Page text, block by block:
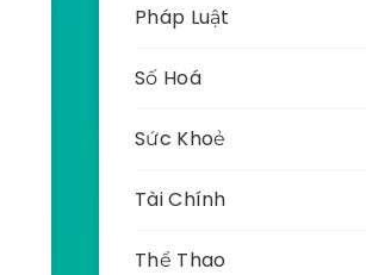
Pháp Luật
Số Hoá
Sức Khoẻ
Tài Chính
Thể Thao